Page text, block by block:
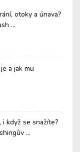
otoky a únava?
...
a jak mu
když se snažíte?
...